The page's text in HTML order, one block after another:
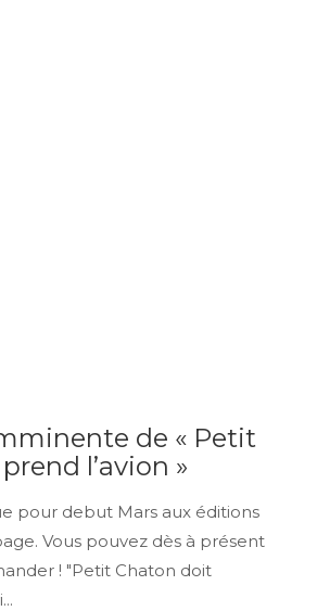
de « Petit
l’avion »
pour debut Mars aux éditions
Vous pouvez dès à présent
! "Petit Chaton doit